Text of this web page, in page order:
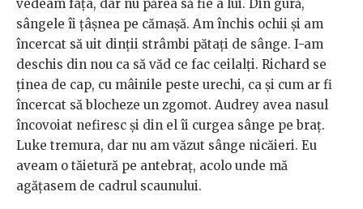
vedeam fața, dar nu părea să fie a lui. Din gură,
sângele îi țâșnea pe cămașă. Am închis ochii și am
încercat să uit dinții strâmbi pătați de sânge. I-am
deschis din nou ca să văd ce fac ceilalți. Richard se
ținea de cap, cu mâinile peste urechi, ca și cum ar fi
încercat să blocheze un zgomot. Audrey avea nasul
încovoiat nefiresc și din el îi curgea sânge pe braț.
Luke tremura, dar nu am văzut sânge nicăieri. Eu
aveam o tăietură pe antebraț, acolo unde mă
agățasem de cadrul scaunului.